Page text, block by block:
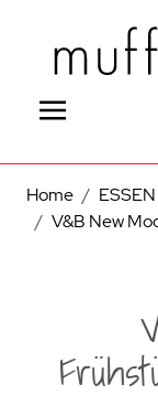
Home / ESSEN
/ V&B New